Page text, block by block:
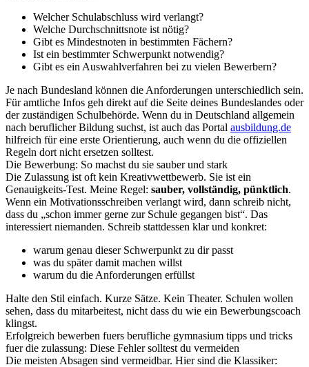
Welcher Schulabschluss wird verlangt?
Welche Durchschnittsnote ist nötig?
Gibt es Mindestnoten in bestimmten Fächern?
Ist ein bestimmter Schwerpunkt notwendig?
Gibt es ein Auswahlverfahren bei zu vielen Bewerbern?
Je nach Bundesland können die Anforderungen unterschiedlich sein.
Für amtliche Infos geh direkt auf die Seite deines Bundeslandes oder
der zuständigen Schulbehörde. Wenn du in Deutschland allgemein
nach beruflicher Bildung suchst, ist auch das Portal ausbildung.de
hilfreich für eine erste Orientierung, auch wenn du die offiziellen
Regeln dort nicht ersetzen solltest.
Die Bewerbung: So machst du sie sauber und stark
Die Zulassung ist oft kein Kreativwettbewerb. Sie ist ein
Genauigkeits-Test. Meine Regel: sauber, vollständig, pünktlich.
Wenn ein Motivationsschreiben verlangt wird, dann schreib nicht,
dass du „schon immer gerne zur Schule gegangen bist“. Das
interessiert niemanden. Schreib stattdessen klar und konkret:
warum genau dieser Schwerpunkt zu dir passt
was du später damit machen willst
warum du die Anforderungen erfüllst
Halte den Stil einfach. Kurze Sätze. Kein Theater. Schulen wollen
sehen, dass du mitarbeitest, nicht dass du wie ein Bewerbungscoach
klingst.
Erfolgreich bewerben fuers berufliche gymnasium tipps und tricks
fuer die zulassung: Diese Fehler solltest du vermeiden
Die meisten Absagen sind vermeidbar. Hier sind die Klassiker: